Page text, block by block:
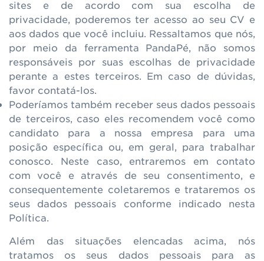
sites e de acordo com sua escolha de
privacidade, poderemos ter acesso ao seu CV e
aos dados que você incluiu. Ressaltamos que nós,
por meio da ferramenta PandaPé, não somos
responsáveis por suas escolhas de privacidade
perante a estes terceiros. Em caso de dúvidas,
favor contatá-los.
Poderíamos também receber seus dados pessoais
de terceiros, caso eles recomendem você como
candidato para a nossa empresa para uma
posição específica ou, em geral, para trabalhar
conosco. Neste caso, entraremos em contato
com você e através de seu consentimento, e
consequentemente coletaremos e trataremos os
seus dados pessoais conforme indicado nesta
Política.
Além das situações elencadas acima, nós
tratamos os seus dados pessoais para as